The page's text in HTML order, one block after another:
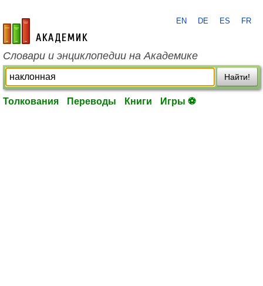
academic.ru
EN DE ES FR
Словари и энциклопедии на Академике
Найти!
Толкования Переводы Книги Игры ⚽